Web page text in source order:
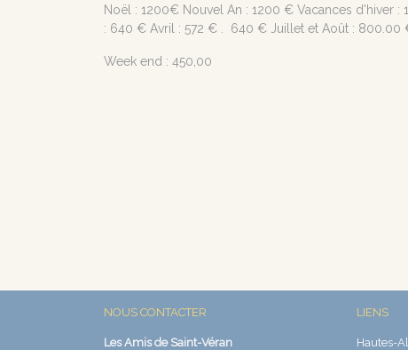
Noël : 1200€ Nouvel An : 1200 € Vacances d'hiver :
: 640 € Avril : 572 € . 640 € Juillet et Août : 800.00
Week end : 450,00
NOUS CONTACTER
Les Amis de Saint-Véran
LIENS
Hautes-